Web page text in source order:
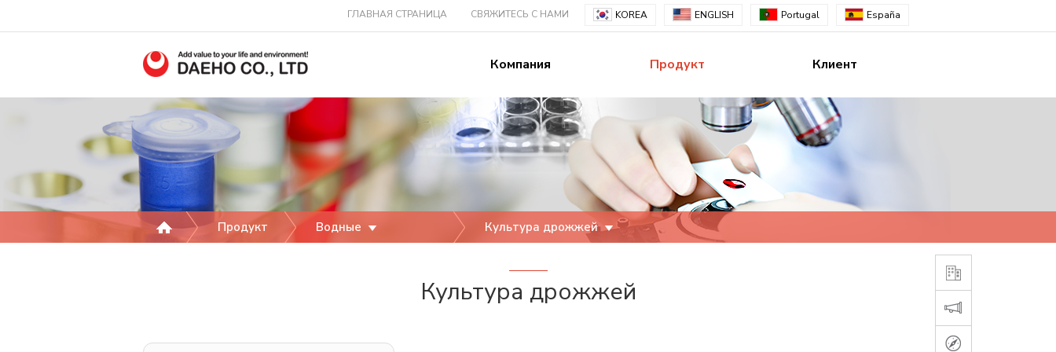
ГЛАВНАЯ СТРАНИЦА СВЯЖИТЕСЬ С НАМИ KOREA ENGLISH Portugal España
Компания Продукт Клиент
Продукт Водные Культура дрожжей
Культура дрожжей